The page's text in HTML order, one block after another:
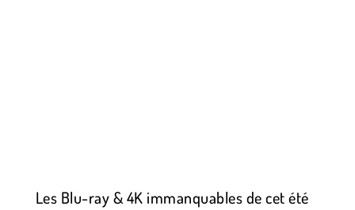
Les Blu-ray & 4K immanquables de cet été